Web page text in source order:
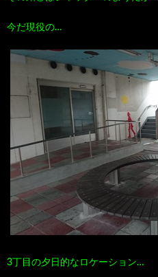
今だ現役の…
3丁目の夕日的なロケーション…